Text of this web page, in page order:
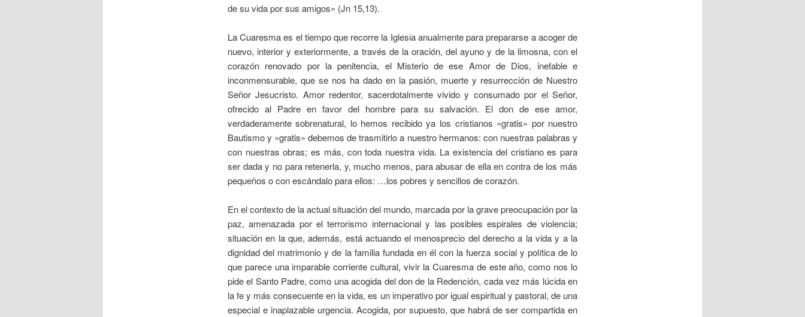
de su vida por sus amigos» (Jn 15,13).
La Cuaresma es el tiempo que recorre la Iglesia anualmente para prepararse a acoger de
nuevo, interior y exteriormente, a través de la oración, del ayuno y de la limosna, con el
corazón renovado por la penitencia, el Misterio de ese Amor de Dios, inefable e
inconmensurable, que se nos ha dado en la pasión, muerte y resurrección de Nuestro
Señor Jesucristo. Amor redentor, sacerdotalmente vivido y consumado por el Señor,
ofrecido al Padre en favor del hombre para su salvación. El don de ese amor,
verdaderamente sobrenatural, lo hemos recibido ya los cristianos «gratis» por nuestro
Bautismo y «gratis» debemos de trasmitirlo a nuestro hermanos: con nuestras palabras y
con nuestras obras; es más, con toda nuestra vida. La existencia del cristiano es para
ser dada y no para retenerla, y, mucho menos, para abusar de ella en contra de los más
pequeños o con escándalo para ellos: …los pobres y sencillos de corazón.
En el contexto de la actual situación del mundo, marcada por la grave preocupación por la
paz, amenazada por el terrorismo internacional y las posibles espirales de violencia;
situación en la que, además, está actuando el menosprecio del derecho a la vida y a la
dignidad del matrimonio y de la familia fundada en él con la fuerza social y política de lo
que parece una imparable corriente cultural, vivir la Cuaresma de este año, como nos lo
pide el Santo Padre, como una acogida del don de la Redención, cada vez más lúcida en
la fe y más consecuente en la vida, es un imperativo por igual espiritual y pastoral, de una
especial e inaplazable urgencia. Acogida, por supuesto, que habrá de ser compartida en